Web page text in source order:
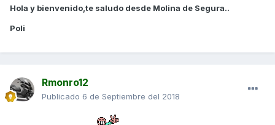
Hola y bienvenido,te saludo desde Molina de Segura..
Poli
Rmonro12
Publicado 6 de Septiembre del 2018